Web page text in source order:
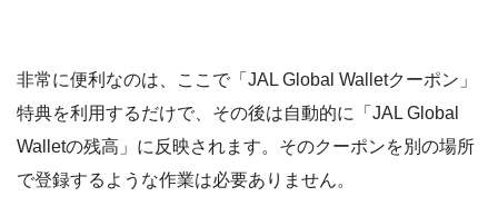
非常に便利なのは、ここで「JAL Global Walletクーポン」
特典を利用するだけで、その後は自動的に「JAL Global
Walletの残高」に反映されます。そのクーポンを別の場所
で登録するような作業は必要ありません。